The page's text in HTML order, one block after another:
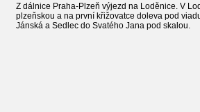
Z dálnice Praha-Plzeň výjezd na Loděnice. V
plzeňskou a na první křižovatce doleva pod
Jánská a Sedlec do Svatého Jana pod skalou.